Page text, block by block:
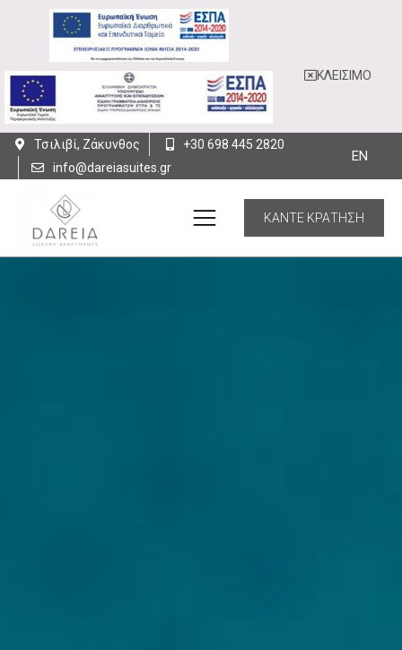
ΚΛΕΙΣΙΜΟ
Τσιλιβί, Ζάκυνθος
+30 698 445 2820
info@dareiasuites.gr
EN
ΚΑΝΤΕ ΚΡΑΤΗΣΗ